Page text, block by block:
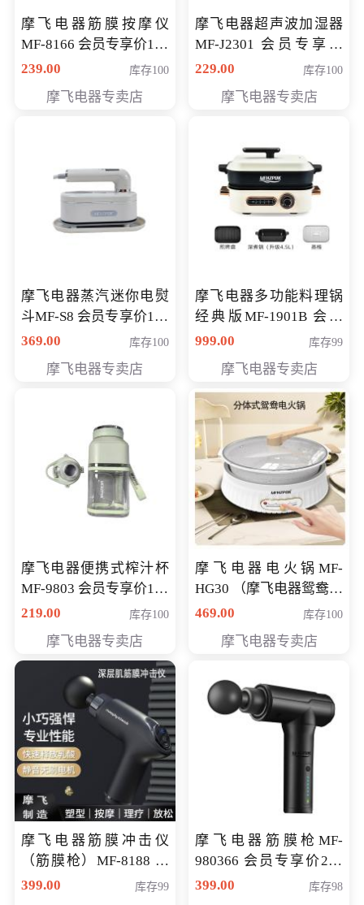
摩飞电器筋膜按摩仪
MF-8166 会员专享价168
元
239.00 库存100
摩飞电器专卖店
摩飞电器超声波加湿器
MF-J2301 会员专享价
168元
229.00 库存100
摩飞电器专卖店
摩飞电器蒸汽迷你电熨
斗MF-S8 会员专享价168
元
369.00 库存100
摩飞电器专卖店
摩飞电器多功能料理锅
经典版MF-1901B 会员
专享价399元
999.00 库存99
摩飞电器专卖店
摩飞电器便携式榨汁杯
MF-9803 会员专享价138
元
219.00 库存100
摩飞电器专卖店
摩飞电器电火锅MF-
HG30 （摩飞电器鸳鸯锅
MF-HG30 ） 会员专享价
469.00 库存100
摩飞电器专卖店
摩飞电器筋膜冲击仪
（筋膜枪）MF-8188 会
员专享价268元
399.00 库存99
摩飞电器筋膜枪MF-
980366 会员专享价299
元
399.00 库存98